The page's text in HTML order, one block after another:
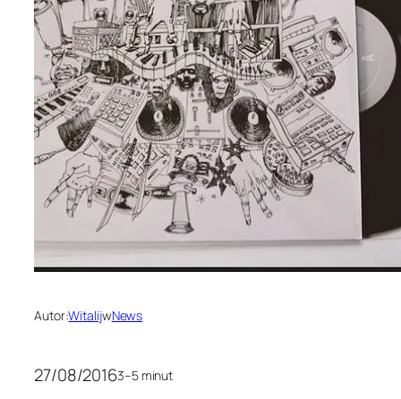
Autor:WitalijwNews
27/08/20163–5 minut